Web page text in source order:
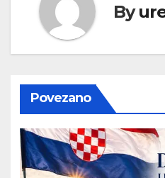
By
Povezano